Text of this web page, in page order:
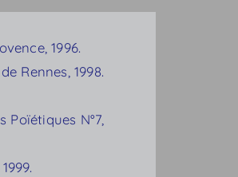
1996.
Rennes, 1998.
N°7,